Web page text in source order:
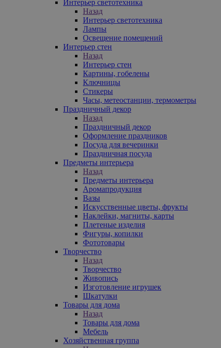
Интерьер светотехника
Назад
Интерьер светотехника
Лампы
Освещение помещений
Интерьер стен
Назад
Интерьер стен
Картины, гобелены
Ключницы
Стикеры
Часы, метеостанции, термометры
Праздничный декор
Назад
Праздничный декор
Оформление праздников
Посуда для вечеринки
Праздничная посуда
Предметы интерьера
Назад
Предметы интерьера
Аромапродукция
Вазы
Искусственные цветы, фрукты
Наклейки, магниты, карты
Плетеные изделия
Фигуры, копилки
Фототовары
Творчество
Назад
Творчество
Живопись
Изготовление игрушек
Шкатулки
Товары для дома
Назад
Товары для дома
Мебель
Хозяйственная группа